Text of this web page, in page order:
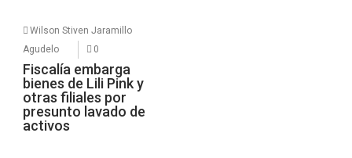
Wilson Stiven Jaramillo
Agudelo
0
Fiscalía embarga
bienes de Lili Pink y
otras filiales por
presunto lavado de
activos